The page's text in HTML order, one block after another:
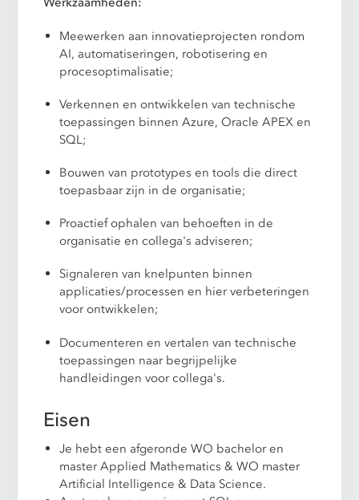
Meewerken aan innovatieprojecten rondom
AI, automatiseringen, robotisering en
procesoptimalisatie;
Verkennen en ontwikkelen van technische
toepassingen binnen Azure, Oracle APEX en
SQL;
Bouwen van prototypes en tools die direct
toepasbaar zijn in de organisatie;
Proactief ophalen van behoeften in de
organisatie en collega's adviseren;
Signaleren van knelpunten binnen
applicaties/processen en hier verbeteringen
voor ontwikkelen;
Documenteren en vertalen van technische
toepassingen naar begrijpelijke
handleidingen voor collega's.
Eisen
Je hebt een afgeronde WO bachelor en
master Applied Mathematics & WO master
Artificial Intelligence & Data Science.